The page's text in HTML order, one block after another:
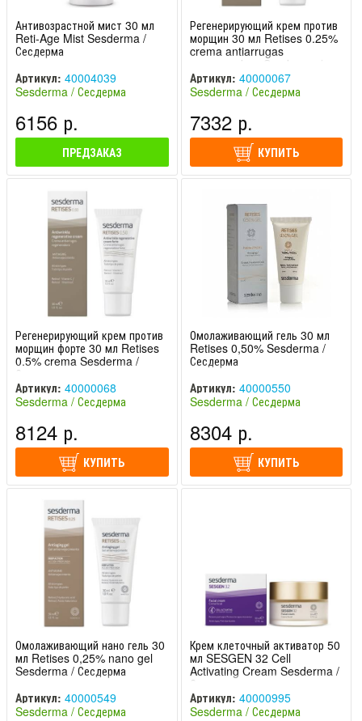
Антивозрастной мист 30 мл
Reti-Age Mist Sesderma /
Сесдерма
Артикул: 40004039
Sesderma / Сесдерма
6156 р.
ПРЕДЗАКАЗ
Регенерирующий крем против
морщин 30 мл Retises 0.25%
crema antiarrugas
regeneradora Sesderma /
Сесдерма
Артикул: 40000067
Sesderma / Сесдерма
7332 р.
КУПИТЬ
Регенерирующий крем против
морщин форте 30 мл Retises
0.5% crema Sesderma /
Сесдерма
Артикул: 40000068
Sesderma / Сесдерма
8124 р.
КУПИТЬ
Омолаживающий гель 30 мл
Retises 0,50% Sesderma /
Сесдерма
Артикул: 40000550
Sesderma / Сесдерма
8304 р.
КУПИТЬ
Омолаживающий нано гель 30
мл Retises 0,25% nano gel
Sesderma / Сесдерма
Артикул: 40000549
Sesderma / Сесдерма
Крем клеточный активатор 50
мл SESGEN 32 Cell
Activating Cream Sesderma /
Сесдерма
Артикул: 40000995
Sesderma / Сесдерма